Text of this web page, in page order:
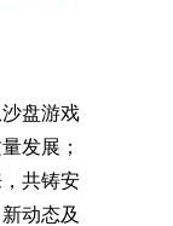
盘游戏
发展；
共铸安
动态及